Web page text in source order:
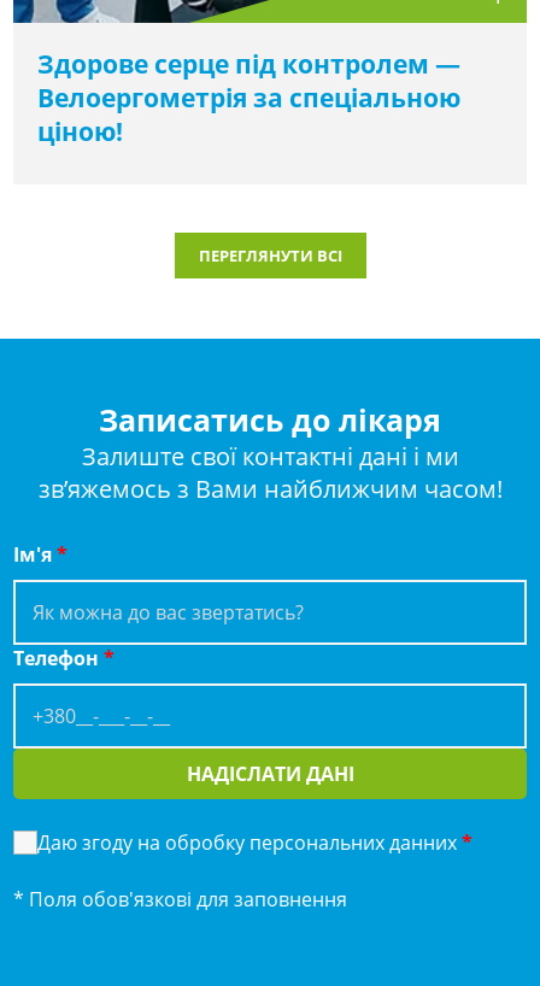
Здорове серце під контролем —
Велоергометрія за спеціальною
ціною!
ПЕРЕГЛЯНУТИ ВСІ
Записатись до лікаря
Залиште свої контактні дані і ми
зв’яжемось з Вами найближчим часом!
Ім'я*
Телефон*
НАДІСЛАТИ ДАНІ
Даю згоду на обробку персональних данних*
* Поля обов'язкові для заповнення